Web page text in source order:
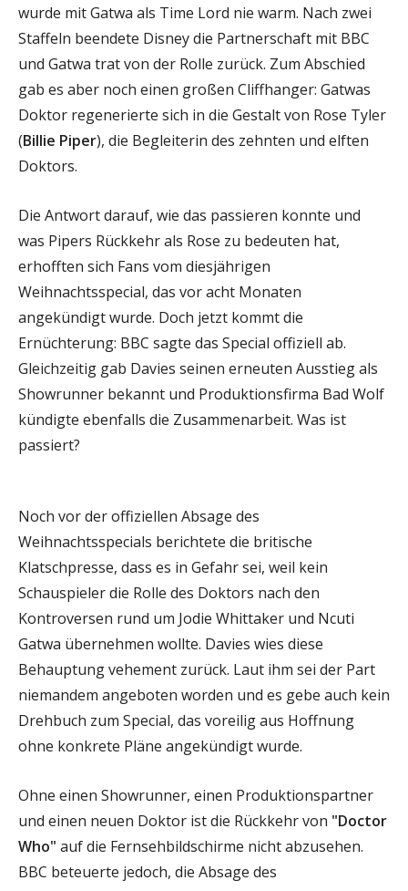
wurde mit Gatwa als Time Lord nie warm. Nach zwei
Staffeln beendete Disney die Partnerschaft mit BBC
und Gatwa trat von der Rolle zurück. Zum Abschied
gab es aber noch einen großen Cliffhanger: Gatwas
Doktor regenerierte sich in die Gestalt von Rose Tyler
(Billie Piper), die Begleiterin des zehnten und elften
Doktors.
Die Antwort darauf, wie das passieren konnte und
was Pipers Rückkehr als Rose zu bedeuten hat,
erhofften sich Fans vom diesjährigen
Weihnachtsspecial, das vor acht Monaten
angekündigt wurde. Doch jetzt kommt die
Ernüchterung: BBC sagte das Special offiziell ab.
Gleichzeitig gab Davies seinen erneuten Ausstieg als
Showrunner bekannt und Produktionsfirma Bad Wolf
kündigte ebenfalls die Zusammenarbeit. Was ist
passiert?
Noch vor der offiziellen Absage des
Weihnachtsspecials berichtete die britische
Klatschpresse, dass es in Gefahr sei, weil kein
Schauspieler die Rolle des Doktors nach den
Kontroversen rund um Jodie Whittaker und Ncuti
Gatwa übernehmen wollte. Davies wies diese
Behauptung vehement zurück. Laut ihm sei der Part
niemandem angeboten worden und es gebe auch kein
Drehbuch zum Special, das voreilig aus Hoffnung
ohne konkrete Pläne angekündigt wurde.
Ohne einen Showrunner, einen Produktionspartner
und einen neuen Doktor ist die Rückkehr von "Doctor
Who" auf die Fernsehbildschirme nicht abzusehen.
BBC beteuerte jedoch, die Absage des